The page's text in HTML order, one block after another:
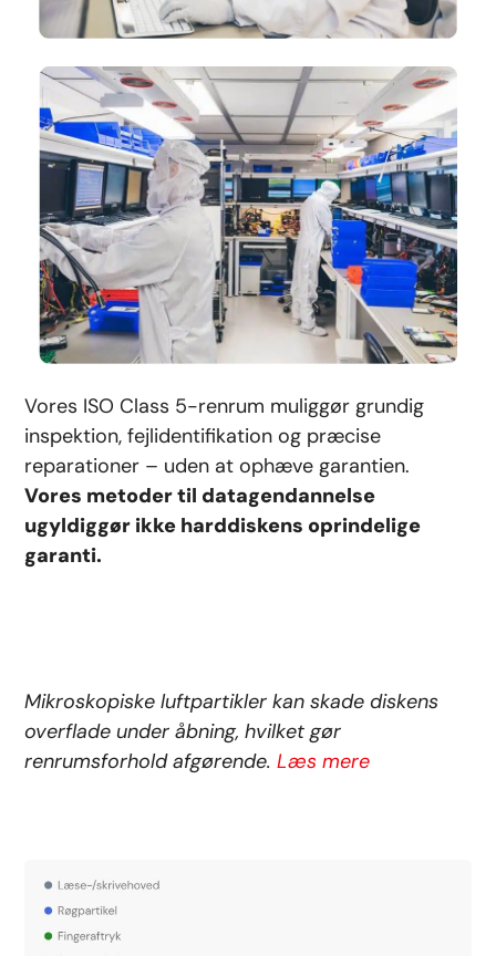
Vores ISO Class 5-renrum muliggør grundig
inspektion, fejlidentifikation og præcise
reparationer – uden at ophæve garantien.
Vores metoder til datagendannelse
ugyldiggør ikke harddiskens oprindelige
garanti.
Mikroskopiske luftpartikler kan skade diskens
overflade under åbning, hvilket gør
renrumsforhold afgørende.Læs mere